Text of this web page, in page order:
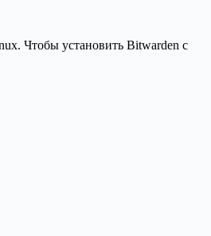
Чтобы установить Bitwarden с